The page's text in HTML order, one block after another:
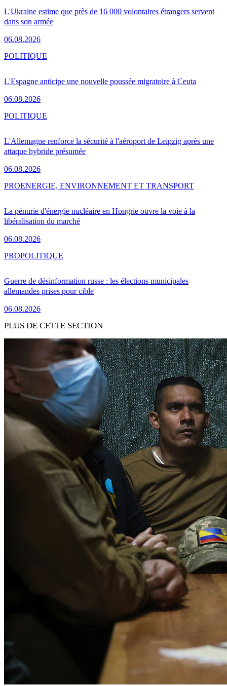
L'Ukraine estime que près de 16 000 volontaires étrangers servent
dans son armée
06.08.2026
L'Espagne anticipe une nouvelle poussée migratoire à Ceuta
06.08.2026
POLITIQUE
L'Allemagne renforce la sécurité à l'aéroport de Leipzig après une
attaque hybride présumée
06.08.2026
POLITIQUE
La pénurie d'énergie nucléaire en Hongrie ouvre la voie à la
libéralisation du marché
06.08.2026
PROENERGIE, ENVIRONNEMENT ET TRANSPORT
Guerre de désinformation russe : les élections municipales
allemandes prises pour cible
06.08.2026
PROPOLITIQUE
PLUS DE CETTE SECTION